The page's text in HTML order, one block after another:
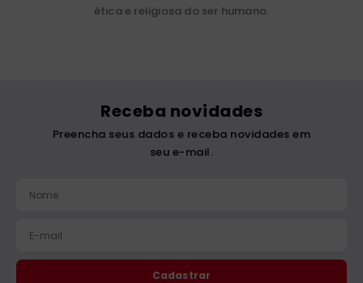
ética e religiosa do ser humano.
Receba novidades
Preencha seus dados e receba novidades em
seu e-mail.
Cadastrar